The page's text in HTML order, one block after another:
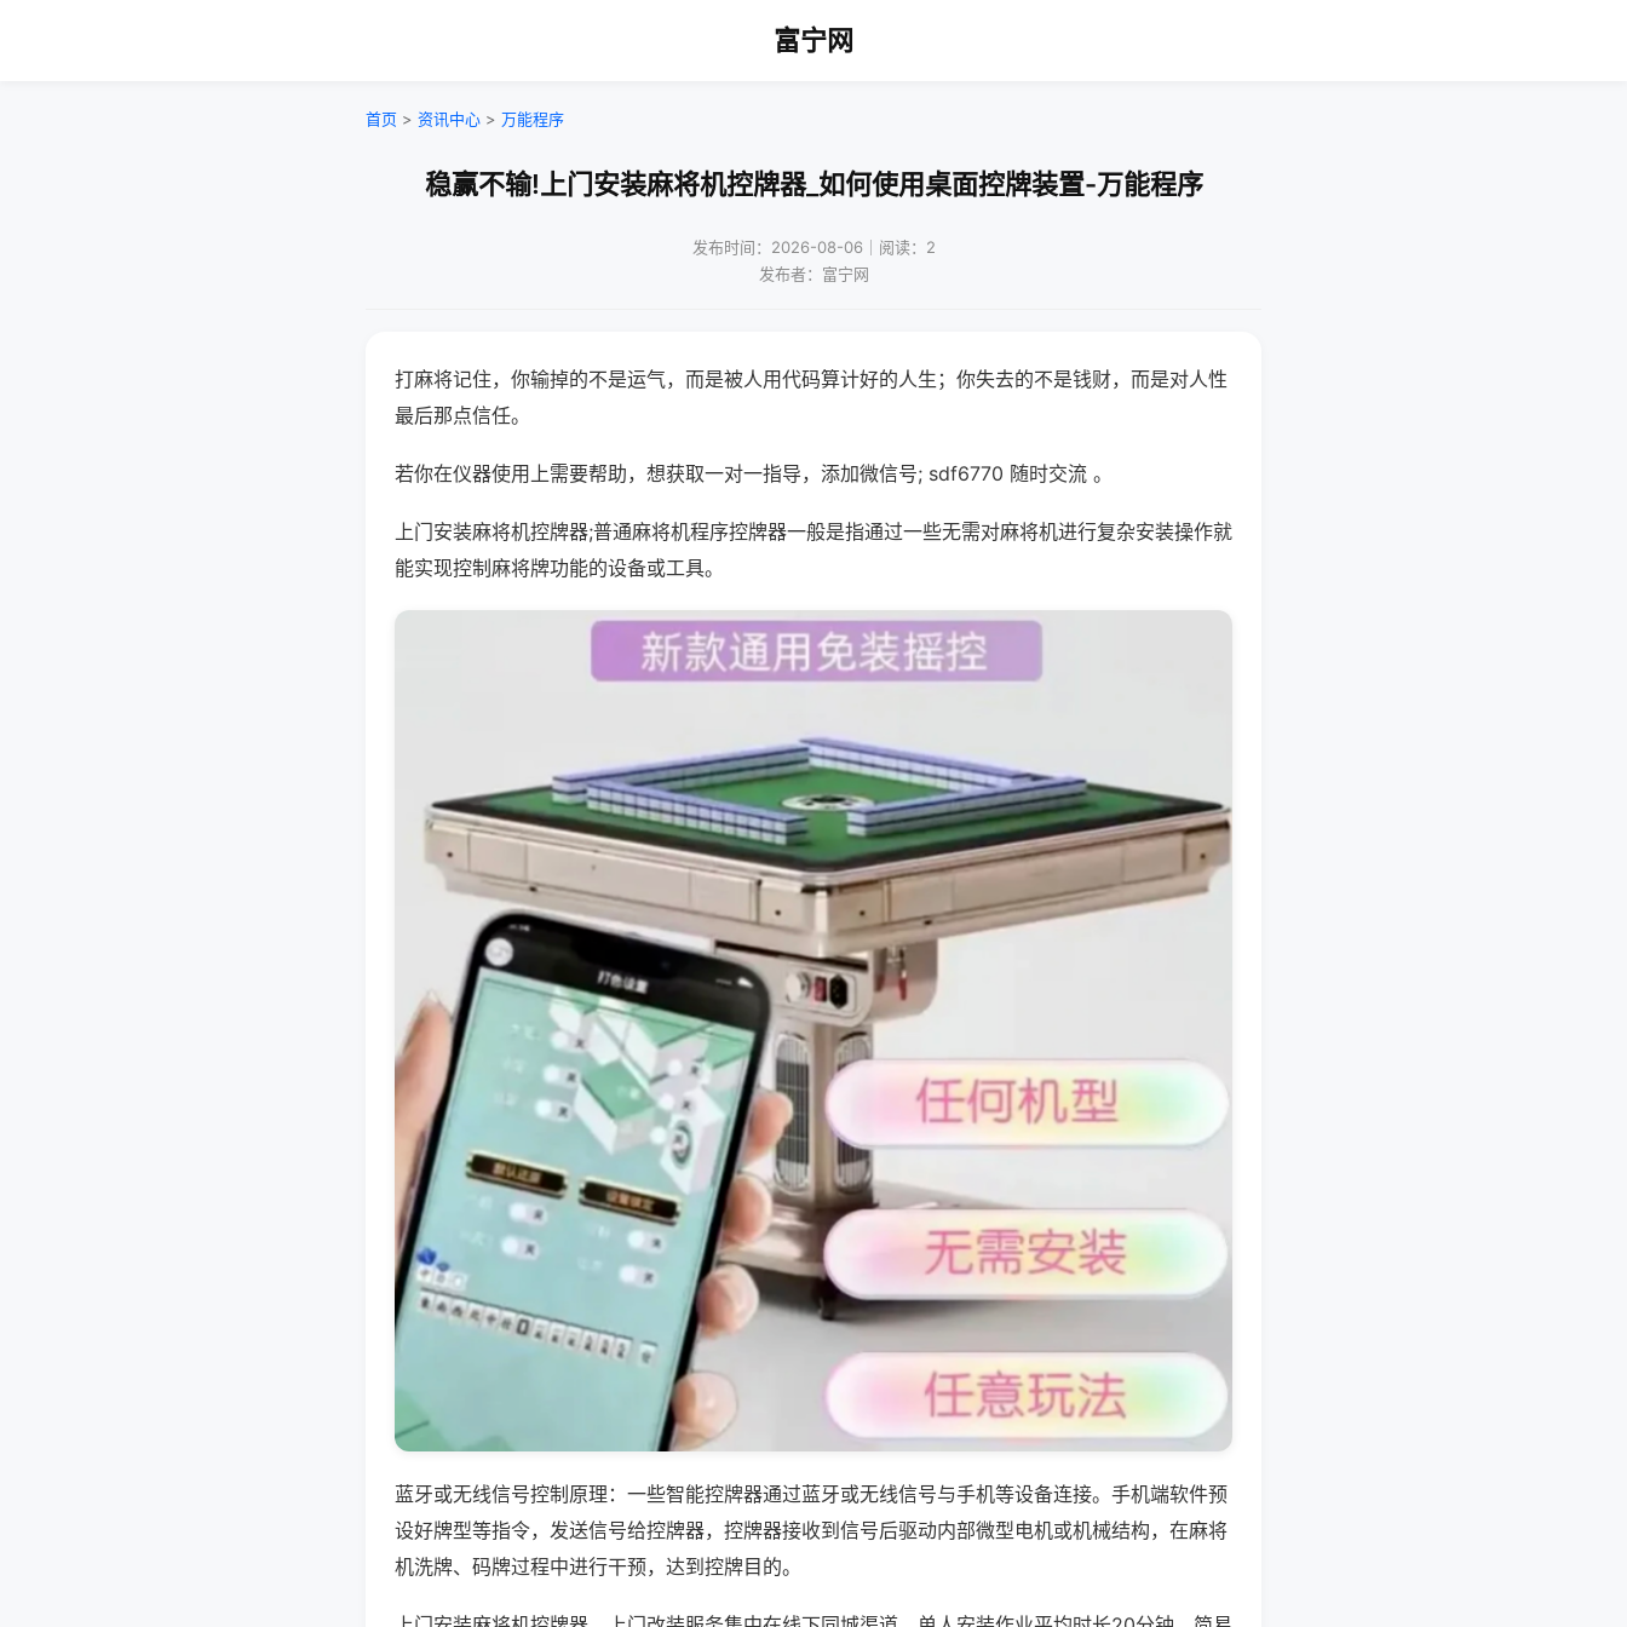
富宁网
首页 > 资讯中心 > 万能程序
稳赢不输!上门安装麻将机控牌器_如何使用桌面控牌装置-万能程序
发布时间：2026-08-06｜阅读：2
发布者：富宁网
打麻将记住，你输掉的不是运气，而是被人用代码算计好的人生；你失去的不是钱财，而是对人性
最后那点信任。
若你在仪器使用上需要帮助，想获取一对一指导，添加微信号; sdf6770 随时交流 。
上门安装麻将机控牌器;普通麻将机程序控牌器一般是指通过一些无需对麻将机进行复杂安装操作就
能实现控制麻将牌功能的设备或工具。
蓝牙或无线信号控制原理：一些智能控牌器通过蓝牙或无线信号与手机等设备连接。手机端软件预
设好牌型等指令，发送信号给控牌器，控牌器接收到信号后驱动内部微型电机或机械结构，在麻将
机洗牌、码牌过程中进行干预，达到控牌目的。